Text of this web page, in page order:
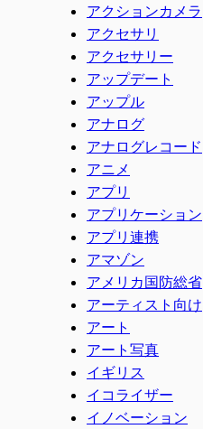
アクションカメラ
アクセサリ
アクセサリー
アップデート
アップル
アナログ
アナログレコード
アニメ
アプリ
アプリケーション
アプリ連携
アマゾン
アメリカ国防総省
アーティスト向け
アート
アート写真
イギリス
イコライザー
イノベーション